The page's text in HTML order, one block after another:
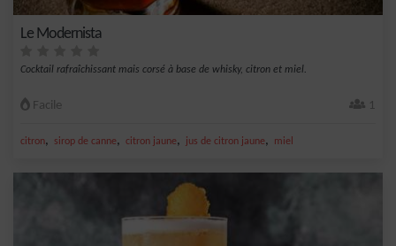
Le Modernista
Cocktail rafraîchissant mais corsé à base de whisky, citron et miel.
Facile 1
citron, sirop de canne, citron jaune, jus de citron jaune, miel